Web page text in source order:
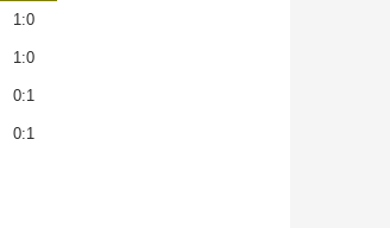
1:0
1:0
0:1
0:1